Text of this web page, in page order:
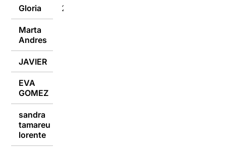
Gloria 26/01/2017
Marta
Andres
JAVIER
EVA
GOMEZ
sandra
tamareu
lorente